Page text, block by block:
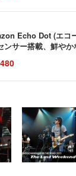
Echo Dot (エコ
ンサー搭載、鮮や
オフィスチェ
上げ式アームレス
pc 事務椅子 360度
ベース 通気性メッ
+黒枠+黒足)
ビジネス向けプレ
WT | 31.5型4K
ベーシック ペッ
捨て 無香料 ホワ